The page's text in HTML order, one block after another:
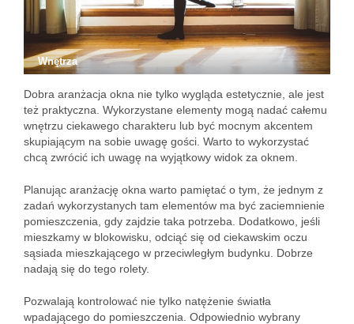
Wnętrza
Dobra aranżacja okna nie tylko wygląda estetycznie, ale jest
też praktyczna. Wykorzystane elementy mogą nadać całemu
wnętrzu ciekawego charakteru lub być mocnym akcentem
skupiającym na sobie uwagę gości. Warto to wykorzystać
chcą zwrócić ich uwagę na wyjątkowy widok za oknem.
Planując aranżację okna warto pamiętać o tym, że jednym z
zadań wykorzystanych tam elementów ma być zaciemnienie
pomieszczenia, gdy zajdzie taka potrzeba. Dodatkowo, jeśli
mieszkamy w blokowisku, odciąć się od ciekawskim oczu
sąsiada mieszkającego w przeciwległym budynku. Dobrze
nadają się do tego rolety.
Pozwalają kontrolować nie tylko natężenie światła
wpadającego do pomieszczenia. Odpowiednio wybrany